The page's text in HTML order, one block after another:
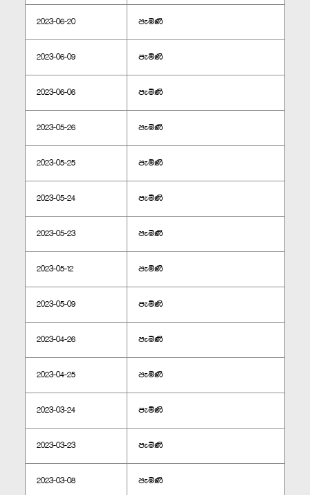
2023-06-20 පැමිණි
2023-06-09 පැමිණි
2023-06-06 පැමිණි
2023-05-26 පැමිණි
2023-05-25 පැමිණි
2023-05-24 පැමිණි
2023-05-23 පැමිණි
2023-05-12 පැමිණි
2023-05-09 පැමිණි
2023-04-26 පැමිණි
2023-04-25 පැමිණි
2023-03-24 පැමිණි
2023-03-23 පැමිණි
2023-03-08 පැමිණි